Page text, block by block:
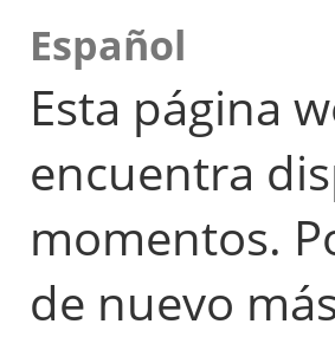
Español
Esta página
encuentra
momentos.
de nuevo